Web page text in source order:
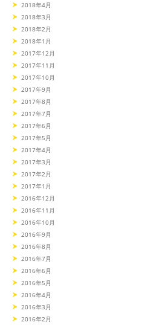
2018年4月
2018年3月
2018年2月
2018年1月
2017年12月
2017年11月
2017年10月
2017年9月
2017年8月
2017年7月
2017年6月
2017年5月
2017年4月
2017年3月
2017年2月
2017年1月
2016年12月
2016年11月
2016年10月
2016年9月
2016年8月
2016年7月
2016年6月
2016年5月
2016年4月
2016年3月
2016年2月